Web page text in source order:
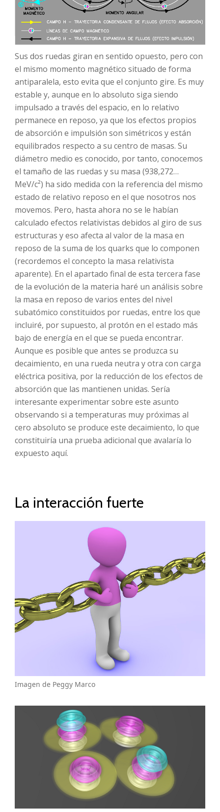
Sus dos ruedas giran en sentido opuesto, pero con
el mismo momento magnético situado de forma
antiparalela, esto evita que el conjunto gire. Es muy
estable y, aunque en lo absoluto siga siendo
impulsado a través del espacio, en lo relativo
permanece en reposo, ya que los efectos propios
de absorción e impulsión son simétricos y están
equilibrados respecto a su centro de masas. Su
diámetro medio es conocido, por tanto, conocemos
el tamaño de las ruedas y su masa (938,272…
MeV/c²) ha sido medida con la referencia del mismo
estado de relativo reposo en el que nosotros nos
movemos. Pero, hasta ahora no se le habían
calculado efectos relativistas debidos al giro de sus
estructuras y eso afecta al valor de la masa en
reposo de la suma de los quarks que lo componen
(recordemos el concepto la masa relativista
aparente). En el apartado final de esta tercera fase
de la evolución de la materia haré un análisis sobre
la masa en reposo de varios entes del nivel
subatómico constituidos por ruedas, entre los que
incluiré, por supuesto, al protón en el estado más
bajo de energía en el que se pueda encontrar.
Aunque es posible que antes se produzca su
decaimiento, en una rueda neutra y otra con carga
eléctrica positiva, por la reducción de los efectos de
absorción que las mantienen unidas. Sería
interesante experimentar sobre este asunto
observando si a temperaturas muy próximas al
cero absoluto se produce este decaimiento, lo que
constituiría una prueba adicional que avalaría lo
expuesto aquí.
La interacción fuerte
Imagen de Peggy Marco